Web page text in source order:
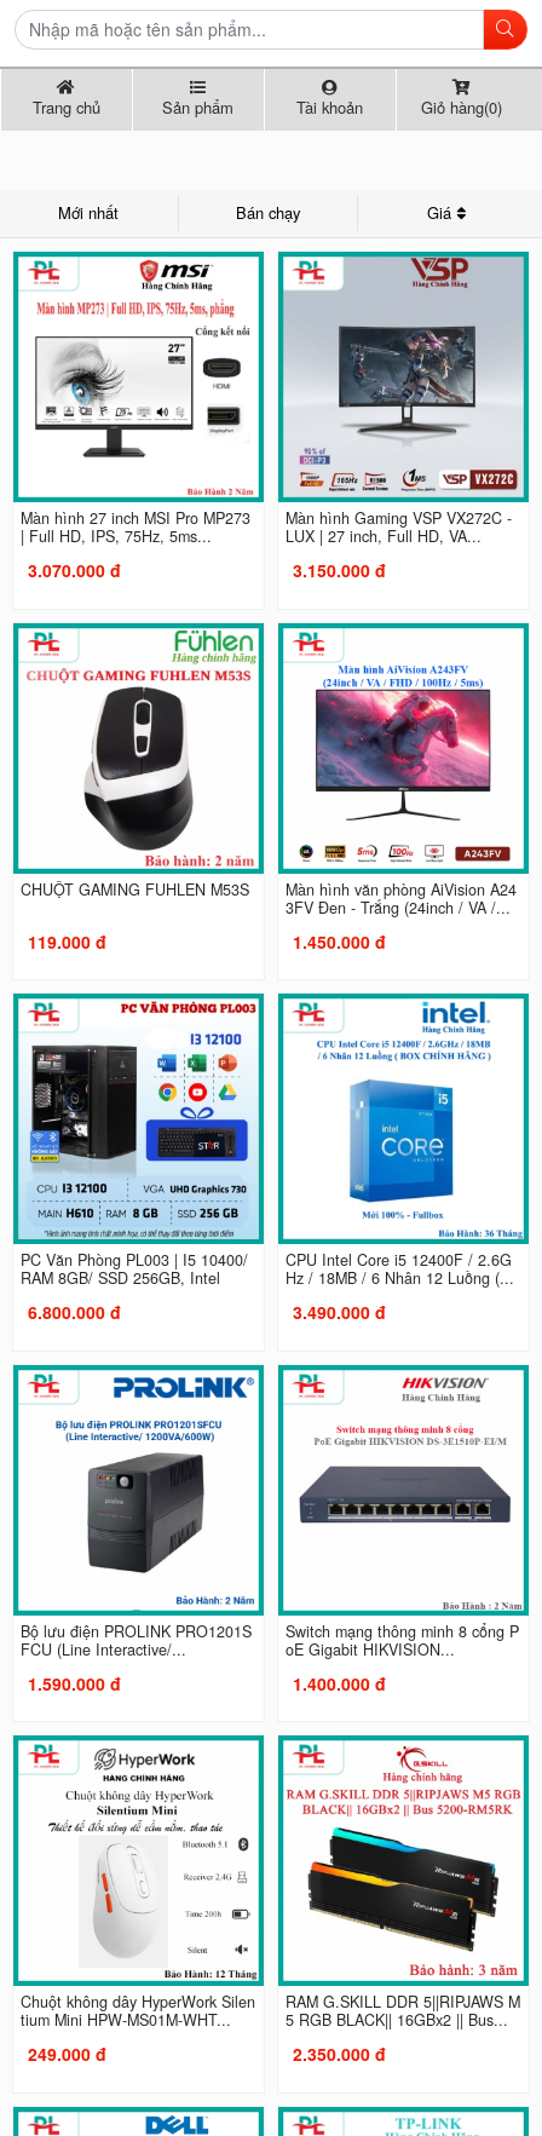
Trang chủ Sản phẩm Tài khoản Giỏ hàng(0)
Mới nhất Bán chạy Giá
Màn hình 27 inch MSI Pro MP273
| Full HD, IPS, 75Hz, 5ms...
3.070.000 đ
Màn hình Gaming VSP VX272C -
LUX | 27 inch, Full HD, VA...
3.150.000 đ
CHUỘT GAMING FUHLEN M53S
119.000 đ
Màn hình văn phòng AiVision A24
3FV Đen - Trắng (24inch / VA /...
1.450.000 đ
PC Văn Phòng PL003 | I5 10400/
RAM 8GB/ SSD 256GB, Intel
6.800.000 đ
CPU Intel Core i5 12400F / 2.6G
Hz / 18MB / 6 Nhân 12 Luồng (...
3.490.000 đ
Bộ lưu điện PROLINK PRO1201S
FCU (Line Interactive/...
1.590.000 đ
Switch mạng thông minh 8 cổng P
oE Gigabit HIKVISION...
1.400.000 đ
Chuột không dây HyperWork Silen
tium Mini HPW-MS01M-WHT...
249.000 đ
RAM G.SKILL DDR 5||RIPJAWS M
5 RGB BLACK|| 16GBx2 || Bus...
2.350.000 đ